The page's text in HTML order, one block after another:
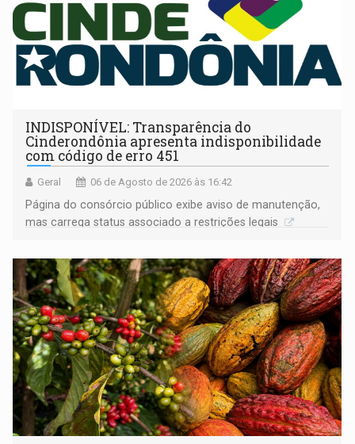
INDISPONÍVEL: Transparência do
Cinderondônia apresenta indisponibilidade
com código de erro 451
Geral 06 de Agosto de 2026 às 16:42
Página do consórcio público exibe aviso de manutenção,
mas carrega status associado a restrições legais